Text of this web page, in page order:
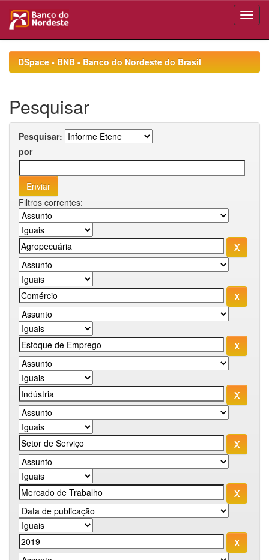
navigationDSpace - BNB - Banco do Nordeste do Brasil
Pesquisar
Pesquisar:
por
Filtros correntes: